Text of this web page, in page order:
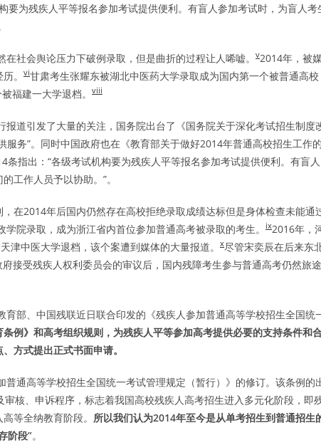
要为残疾人平等报名参加考试提供便利。有盲人参加考试时，为盲人考
社会舆论压力下破例录取，但是曲折的过程让人唏嘘。 v2014年，被
。
vi甘肃考生张耀东被湖北中医药大学录取成为国内第一个被普通高校
福建一大学退档。 viii
道引发了大量的关注，国务院出台了《国务院关于深化考试招生制度
务”。同时中国政府也在《教育部关于做好2014年普通高校招生工作的
指出：“各级考试机构要为残疾人平等报名参加考试提供便利。有盲人
工作人员予以协助。”。
在2014年后国内仍然存在高校拒绝录取成绩达标但是身体检查未能通
院录取，成为浙江省内首位参加普通高考被录取的考生。
ix2016年，
中医大学退档，该个案遭到媒体的大量报道。
x尽管宋奕辰在后来东
接受残疾人权利委员会的审议后，国内残障考生参与普通高考仍然旅途
部、中国残联近日联合印发的《残疾人参加普通高等学校招生全国统
例》和高考组织规则，为残疾人平等参加高考提供必要的支持条件和
方式提出正式书面申请。
通高等学校招生全国统一考试管理规定（暂行）》的修订。该条例的
核、申诉程序，标志着我国高校残疾人高考招生进入多元化阶段，即
等全纳教育阶段。 所以我们认为2014年至今是从单考招生到普通招生
阶段”。